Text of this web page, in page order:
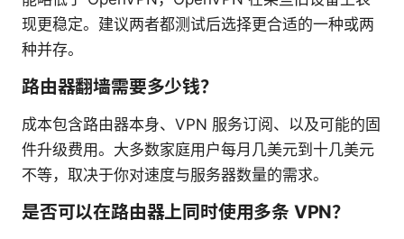
现更稳定。建议两者都测试后选择更合适的一种或两
种并存。
路由器翻墙需要多少钱？
成本包含路由器本身、VPN 服务订阅、以及可能的固
件升级费用。大多数家庭用户每月几美元到十几美元
不等，取决于你对速度与服务器数量的需求。
是否可以在路由器上同时使用多条 VPN？